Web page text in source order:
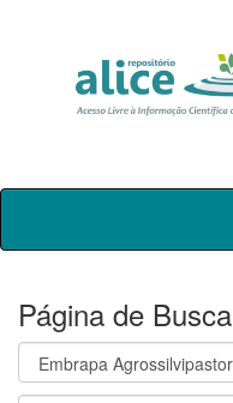
Skip
Página de Busca